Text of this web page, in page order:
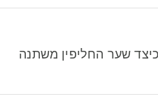
שער החליפין משתנה